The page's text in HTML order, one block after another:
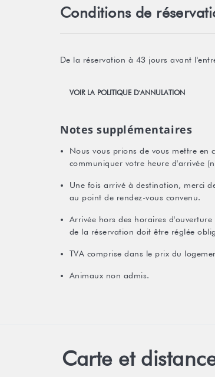
Conditions de
De la réservation à 43 jours avant
VOIR LA POLITIQUE D'ANNULATION
Notes supplémentaires
Nous vous prions de vous mettre en
communiquer votre heure d'arrivée
Une fois arrivé à destination, merci
au point de rendez-vous convenu.
Arrivée hors des horaires
de la réservation doit être réglée
TVA comprise dans le prix du
Animaux non admis.
Carte et